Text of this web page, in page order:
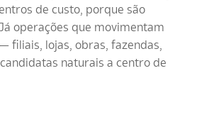
de custo, porque são
operações que movimentam
filiais, lojas, obras, fazendas,
naturais a centro de